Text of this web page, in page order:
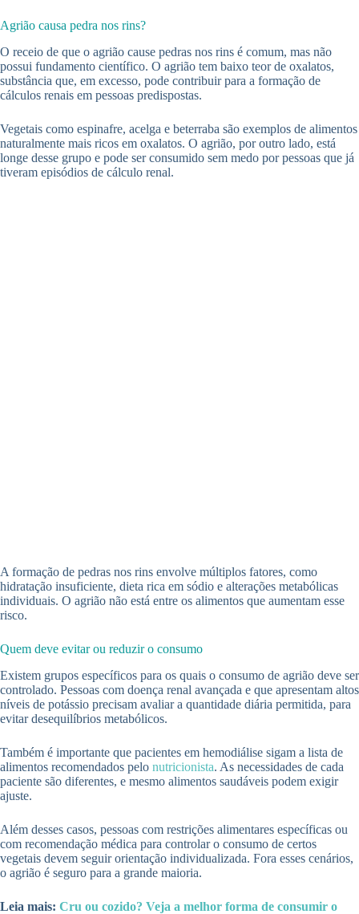
Agrião causa pedra nos rins?
O receio de que o agrião cause pedras nos rins é comum, mas não
possui fundamento científico. O agrião tem baixo teor de oxalatos,
substância que, em excesso, pode contribuir para a formação de
cálculos renais em pessoas predispostas.
Vegetais como espinafre, acelga e beterraba são exemplos de alimentos
naturalmente mais ricos em oxalatos. O agrião, por outro lado, está
longe desse grupo e pode ser consumido sem medo por pessoas que já
tiveram episódios de cálculo renal.
A formação de pedras nos rins envolve múltiplos fatores, como
hidratação insuficiente, dieta rica em sódio e alterações metabólicas
individuais. O agrião não está entre os alimentos que aumentam esse
risco.
Quem deve evitar ou reduzir o consumo
Existem grupos específicos para os quais o consumo de agrião deve ser
controlado. Pessoas com doença renal avançada e que apresentam altos
níveis de potássio precisam avaliar a quantidade diária permitida, para
evitar desequilíbrios metabólicos.
Também é importante que pacientes em hemodiálise sigam a lista de
alimentos recomendados pelo nutricionista. As necessidades de cada
paciente são diferentes, e mesmo alimentos saudáveis podem exigir
ajuste.
Além desses casos, pessoas com restrições alimentares específicas ou
com recomendação médica para controlar o consumo de certos
vegetais devem seguir orientação individualizada. Fora esses cenários,
o agrião é seguro para a grande maioria.
Leia mais: Cru ou cozido? Veja a melhor forma de consumir o